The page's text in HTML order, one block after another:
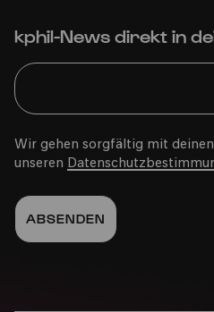
kphil-News direkt in
Wir gehen sorgfältig mit
unseren